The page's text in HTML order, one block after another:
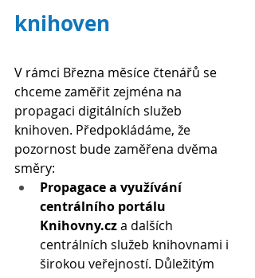
knihoven
V rámci Března měsíce čtenářů se
chceme zaměřit zejména na
propagaci digitálních služeb
knihoven. Předpokládáme, že
pozornost bude zaměřena dvěma
směry:
Propagace a využívání
centrálního portálu
Knihovny.cz a dalších
centrálních služeb knihovnami i
širokou veřejností. Důležitým